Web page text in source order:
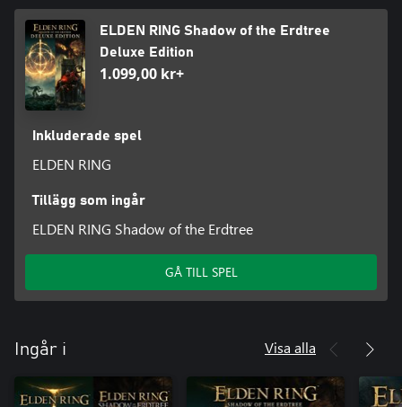
ELDEN RING Shadow of the Erdtree
Deluxe Edition
1.099,00 kr+
Inkluderade spel
ELDEN RING
Tillägg som ingår
ELDEN RING Shadow of the Erdtree
GÅ TILL SPEL
Ingår i Visa alla